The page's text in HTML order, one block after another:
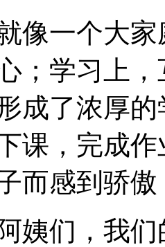
像一个大
；学习上
成了浓厚
课，完成
而感到骄
姨们，我